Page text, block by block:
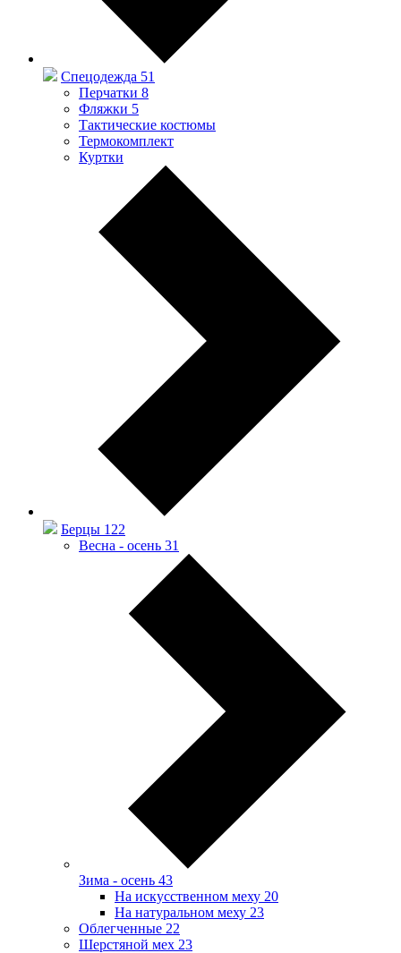
Спецодежда 51
Перчатки 8
Фляжки 5
Тактические костюмы
Термокомплект
Куртки
Берцы 122
Весна - осень 31
Зима - осень 43
На искусственном меху 20
На натуральном меху 23
Облегченные 22
Шерстяной мех 23